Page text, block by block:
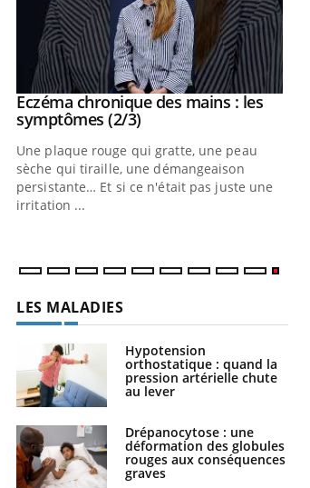
Youtube
Eczéma chronique des mains : les
symptômes (2/3)Youtube
Une plaque rouge qui gratte, une peau
sèche qui tiraille, une démangeaison
persistante… Et si ce n'était pas juste une
irritation ...
LES MALADIES
Hypotension
orthostatique : quand la
pression artérielle chute
au lever
Drépanocytose : une
déformation des globules
rouges aux conséquences
graves